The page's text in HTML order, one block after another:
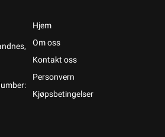
Hjem
Om oss
Kontakt oss
Personvern
Kjøpsbetingelser